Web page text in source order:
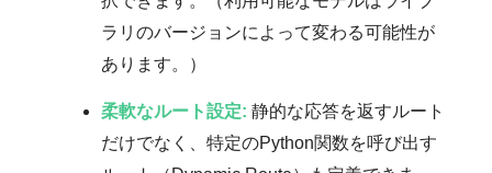
ラリのバージョンによって変わる可能性が
あります。）
柔軟なルート設定: 静的な応答を返すルート
だけでなく、特定のPython関数を呼び出す